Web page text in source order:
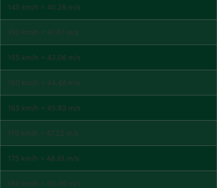
145 km/h = 40.28 m/s
150 km/h = 41.67 m/s
155 km/h = 43.06 m/s
160 km/h = 44.44 m/s
165 km/h = 45.83 m/s
170 km/h = 47.22 m/s
175 km/h = 48.61 m/s
180 km/h = 50.00 m/s